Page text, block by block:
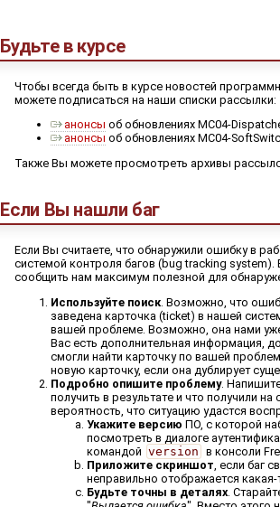
Будьте в курсе
Чтобы всегда быть в курсе новостей
можете подписаться на наши списки рассылки:
анонсы об обновлениях MC04-
анонсы об обновлениях MC04-
Также Вы можете просмотреть архивы
Если Вы нашли баг
Если Вы считаете, что обнаружили ошибку в
системой контроля багов (bug tracking
сообщить нам максимум полезной для
Используйте поиск . Возможно, что
заведена карточка (ticket) в нашей
вашей проблеме. Возможно, она нами
Вас есть дополнительная информация,
смогли найти карточку по вашей
новую карточку, если она дублирует
Подробно опишите проблему.
получить в результате и что получили
вероятность, что ситуацию удастся
Укажите версию ПО, с которой
посмотреть в диалоге
командой version в консоли
Приложите скриншот , если баг
неправильно отображается
Будьте точны в деталях .